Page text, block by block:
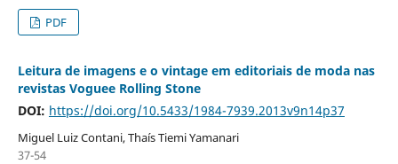
PDF
Leitura de imagens e o vintage em editoriais de moda nas
revistas Voguee Rolling Stone
DOI: https://doi.org/10.5433/1984-7939.2013v9n14p37
Miguel Luiz Contani, Thaís Tiemi Yamanari
37-54